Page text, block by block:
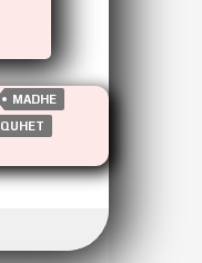
MADHE
QUHET